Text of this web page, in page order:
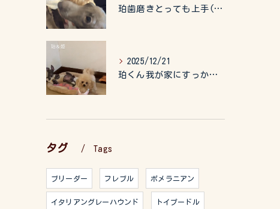
珀歯磨きとっても上手(о´∀`о)
2025/12/21
珀くん我が家にすっかりなれて、キッズのお世話もしてくれて、今...
タグ Tags
ブリーダー フレブル ポメラニアン
イタリアングレーハウンド トイプードル